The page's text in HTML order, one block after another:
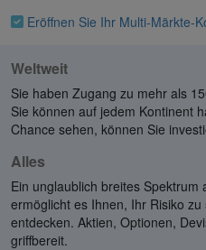
Eröffnen Sie Ihr Multi-Märkte-
Weltweit
Sie haben Zugang zu mehr als
Sie können auf jedem Kontinent
Chance sehen, können Sie
Alles
Ein unglaublich breites Spektrum
ermöglicht es Ihnen, Ihr Risiko
entdecken. Aktien, Optionen,
griffbereit.